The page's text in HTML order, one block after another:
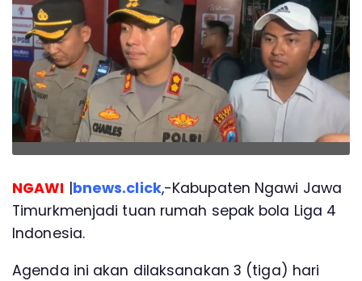
NGAWI |bnews.click,-Kabupaten Ngawi Jawa
Timurkmenjadi tuan rumah sepak bola Liga 4
Indonesia.
Agenda ini akan dilaksanakan 3 (tiga) hari